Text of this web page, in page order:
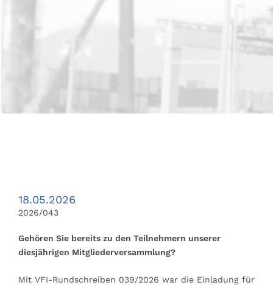
18.05.2026
2026/043
Gehören Sie bereits zu den Teilnehmern unserer
diesjährigen Mitgliederversammlung?
Mit VFI-Rundschreiben 039/2026 war die Einladung für